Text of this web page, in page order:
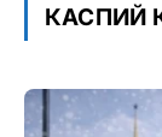
КАСПИЙ